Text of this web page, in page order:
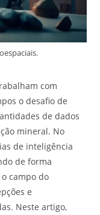
com
o desafio de
de dados
mineral. No
de inteligência
de forma
campo do
e
Neste artigo,